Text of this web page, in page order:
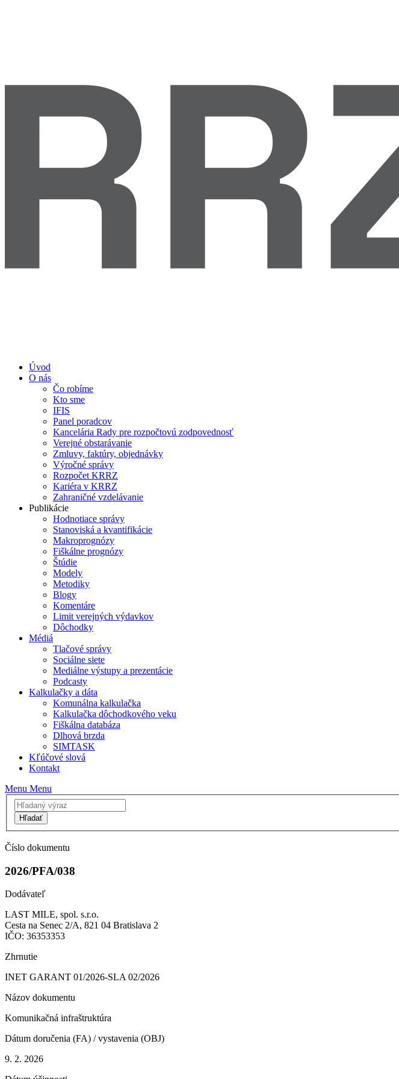
Úvod
O nás
Čo robíme
Kto sme
IFIS
Panel poradcov
Kancelária Rady pre rozpočtovú zodpovednosť
Verejné obstarávanie
Zmluvy, faktúry, objednávky
Výročné správy
Rozpočet KRRZ
Kariéra v KRRZ
Zahraničné vzdelávanie
Publikácie
Hodnotiace správy
Stanoviská a kvantifikácie
Makroprognózy
Fiškálne prognózy
Štúdie
Modely
Metodiky
Blogy
Komentáre
Limit verejných výdavkov
Dôchodky
Médiá
Tlačové správy
Sociálne siete
Mediálne výstupy a prezentácie
Podcasty
Kalkulačky a dáta
Komunálna kalkulačka
Kalkulačka dôchodkového veku
Fiškálna databáza
Dlhová brzda
SIMTASK
Kľúčové slová
Kontakt
Menu Menu
Hľadať
Číslo dokumentu
2026/PFA/038
Dodávateľ
LAST MILE, spol. s.r.o.
Cesta na Senec 2/A, 821 04 Bratislava 2
IČO: 36353353
Zhrnutie
INET GARANT 01/2026-SLA 02/2026
Názov dokumentu
Komunikačná infraštruktúra
Dátum doručenia (FA) / vystavenia (OBJ)
9. 2. 2026